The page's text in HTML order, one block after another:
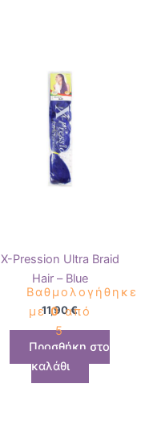
X-Pression Ultra Braid
Hair – Blue
Βαθμολογήθηκε
με0από
5
11,90€
Προσθήκη στο
καλάθι